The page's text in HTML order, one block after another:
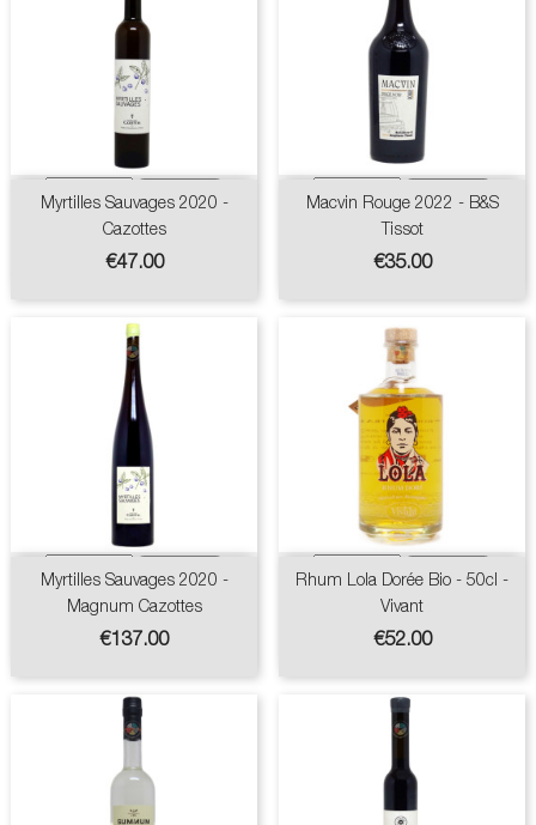
Myrtilles Sauvages 2020 -
Cazottes
Price
€47.00
Macvin Rouge 2022 - B&S
Tissot
Price
€35.00
Myrtilles Sauvages 2020 -
Magnum Cazottes
Price
€137.00
Rhum Lola Dorée Bio - 50cl -
Vivant
Price
€52.00